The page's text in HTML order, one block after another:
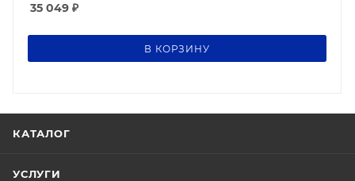
35 049 ₽
В КОРЗИНУ
КАТАЛОГ
УСЛУГИ